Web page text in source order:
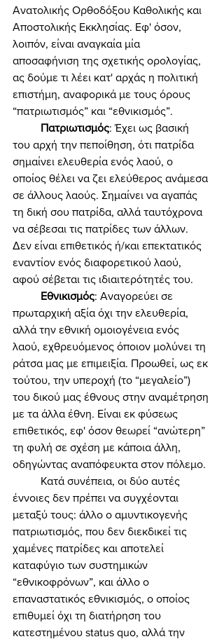
Ανατολικής Ορθοδόξου Καθολικής και
Αποστολικής Εκκλησίας. Εφ' όσον,
λοιπόν, είναι αναγκαία μία
αποσαφήνιση της σχετικής ορολογίας,
ας δούμε τι λέει κατ' αρχάς η πολιτική
επιστήμη, αναφορικά με τους όρους
“πατριωτισμός” και “εθνικισμός”.
Πατριωτισμός: Έχει ως βασική
του αρχή την πεποίθηση, ότι πατρίδα
σημαίνει ελευθερία ενός λαού, ο
οποίος θέλει να ζει ελεύθερος ανάμεσα
σε άλλους λαούς. Σημαίνει να αγαπάς
τη δική σου πατρίδα, αλλά ταυτόχρονα
να σέβεσαι τις πατρίδες των άλλων.
Δεν είναι επιθετικός ή/και επεκτατικός
εναντίον ενός διαφορετικού λαού,
αφού σέβεται τις ιδιαιτερότητές του.
Εθνικισμός: Αναγορεύει σε
πρωταρχική αξία όχι την ελευθερία,
αλλά την εθνική ομοιογένεια ενός
λαού, εχθρευόμενος όποιον μολύνει τη
ράτσα μας με επιμειξία. Προωθεί, ως εκ
τούτου, την υπεροχή (το “μεγαλείο”)
του δικού μας έθνους στην αναμέτρηση
με τα άλλα έθνη. Είναι εκ φύσεως
επιθετικός, εφ' όσον θεωρεί “ανώτερη”
τη φυλή σε σχέση με κάποια άλλη,
οδηγώντας αναπόφευκτα στον πόλεμο.
έννοιες δεν πρέπει να συγχέονται
μεταξύ τους: άλλο ο αμυντικογενής
πατριωτισμός, που δεν διεκδικεί τις
χαμένες πατρίδες και αποτελεί
καταφύγιο των συστημικών
“εθνικοφρόνων”, και άλλο ο
επαναστατικός εθνικισμός, ο οποίος
επιθυμεί όχι τη διατήρηση του
κατεστημένου status quo, αλλά την